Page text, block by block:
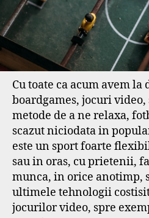
Cu toate ca acum avem la
boardgames, jocuri
metode de a ne relaxa,
scazut niciodata in
este un sport foarte
sau in oras, cu prietenii,
munca, in orice anotimp,
ultimele tehnologii
jocurilor video, spre